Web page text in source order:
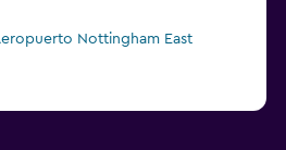
Nottingham East